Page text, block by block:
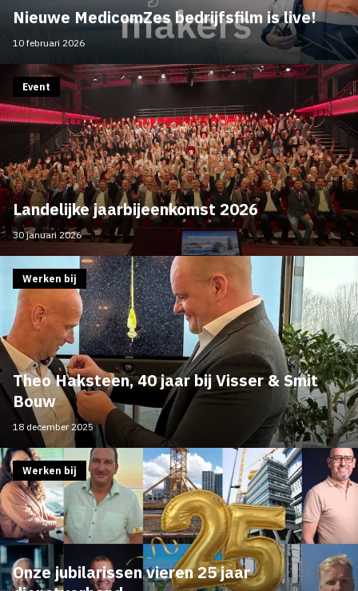
Nieuwe MedicomZes bedrijfsfilm is live!
10 februari 2026
Landelijke jaarbijeenkomst 2026
Event
30 januari 2026
Theo Haksteen, 40 jaar bij Visser & Smit
Bouw
Werken bij
18 december 2025
Onze jubilarissen vieren 25 jaar
Werken bij